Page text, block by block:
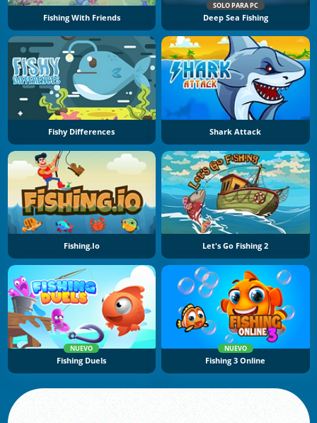
Fishing With Friends
SOLO PARA PC
Deep Sea Fishing
Fishy Differences Shark Attack
Fishing.io Let's Go Fishing 2
NUEVO
Fishing Duels
NUEVO
Fishing 3 Online